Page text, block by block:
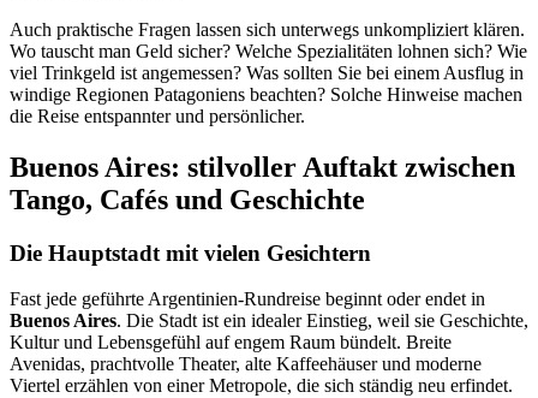
Auch praktische Fragen lassen sich unterwegs unkompliziert klären.
Wo tauscht man Geld sicher? Welche Spezialitäten lohnen sich? Wie
viel Trinkgeld ist angemessen? Was sollten Sie bei einem Ausflug in
windige Regionen Patagoniens beachten? Solche Hinweise machen
die Reise entspannter und persönlicher.
Buenos Aires: stilvoller Auftakt zwischen
Tango, Cafés und Geschichte
Die Hauptstadt mit vielen Gesichtern
Fast jede geführte Argentinien-Rundreise beginnt oder endet in
Buenos Aires. Die Stadt ist ein idealer Einstieg, weil sie Geschichte,
Kultur und Lebensgefühl auf engem Raum bündelt. Breite
Avenidas, prachtvolle Theater, alte Kaffeehäuser und moderne
Viertel erzählen von einer Metropole, die sich ständig neu erfindet.